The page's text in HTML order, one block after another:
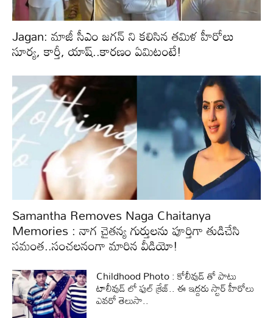
Jagan: మాజీ సీఎం జగన్ ని కలిసిన తమిళ హీరోలు
సూర్య, కార్తీ, యాష్..కారణం ఏమిటంటే!
Samantha Removes Naga Chaitanya
Memories : నాగ చైతన్య గుర్తులను పూర్తిగా తుడిచేసి
సమంత..సంచలనంగా మారిన వీడియో!
Childhood Photo : కోలీవుడ్ తో పాటు
టాలీవుడ్ లో ఫుల్ క్రేజ్.. ఈ ఇద్దరు స్టార్ హీరోలు
ఎవరో తెలుసా..